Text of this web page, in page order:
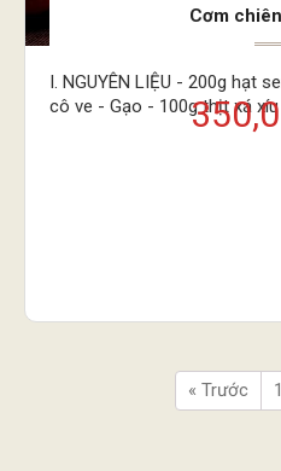
Cơm
I. NGUYÊN LIỆU - 200g hạt
cô ve - Gạo - 100g thịt xá xíu
« Trước 1